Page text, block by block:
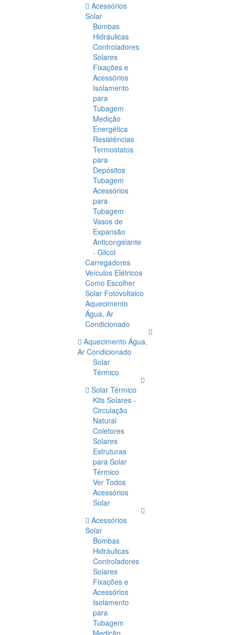
Acessórios
Solar
Bombas
Hidráulicas
Controladores
Solares
Fixações e
Acessórios
Isolamento
para
Tubagem
Medição
Energética
Resistências
Termostatos
para
Depósitos
Tubagem
Acessórios
para
Tubagem
Vasos de
Expansão
Anticongelante
- Glicol
Carregadores
Veículos Elétricos
Como Escolher
Solar Fotovoltaico
Aquecimento
Água, Ar
Condicionado
Aquecimento Água,
Ar Condicionado
Solar
Térmico
Solar Térmico
Kits Solares -
Circulação
Natural
Coletores
Solares
Estruturas
para Solar
Térmico
Ver Todos
Acessórios
Solar
Acessórios
Solar
Bombas
Hidráulicas
Controladores
Solares
Fixações e
Acessórios
Isolamento
para
Tubagem
Medição